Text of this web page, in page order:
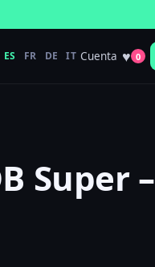
ES FR DE IT Cuenta ♥ 0
Super –